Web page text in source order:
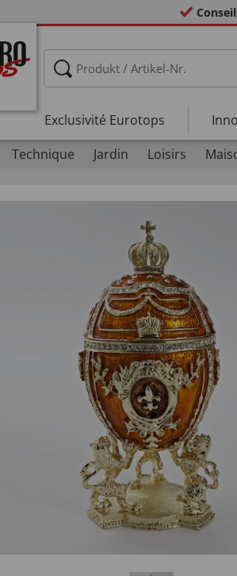
Exclusivité Eurotops
Technique
Jardin Loisirs